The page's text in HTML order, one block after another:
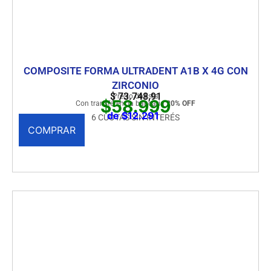
COMPOSITE FORMA ULTRADENT A1B X 4G CON
ZIRCONIO
Precio de lista
$73.748,91
Con transferencia bancaria20% OFF
$58.999
6 CUOTAS SIN INTERÉS
de $12.291
COMPRAR